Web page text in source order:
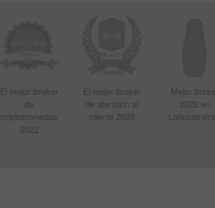
El mejor broker
de
criptomonedas
2022
El mejor broker
de atención al
cliente 2022
Mejor
2022 en